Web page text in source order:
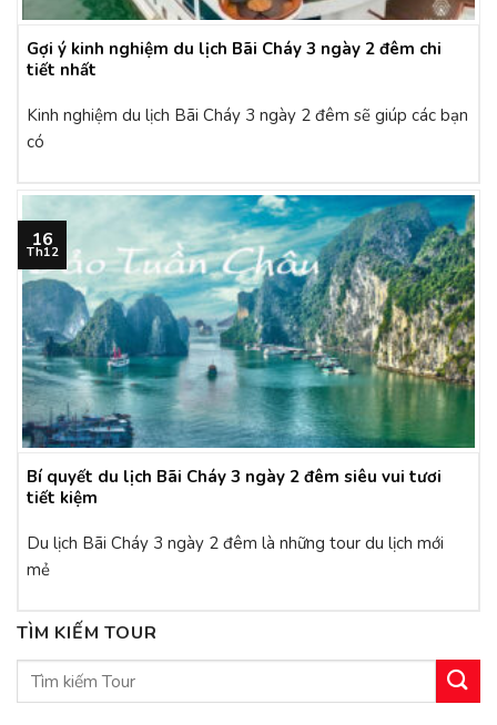
Gợi ý kinh nghiệm du lịch Bãi Cháy 3 ngày 2 đêm chi
tiết nhất
Kinh nghiệm du lịch Bãi Cháy 3 ngày 2 đêm sẽ giúp các bạn
có
Bí quyết du lịch Bãi Cháy 3 ngày 2 đêm siêu vui tươi
tiết kiệm
Du lịch Bãi Cháy 3 ngày 2 đêm là những tour du lịch mới
mẻ
16
Th12
TÌM KIẾM TOUR
Tìm
kiếm: